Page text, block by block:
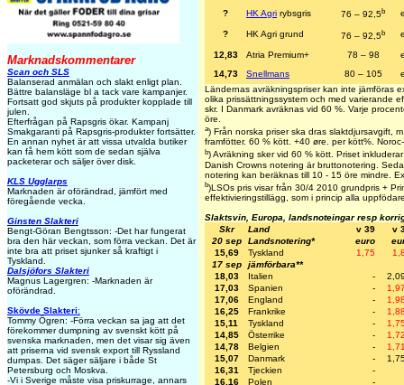
Marknadskommentarer
Scan och SLS
Balanserad anmälan och slakt enligt plan.
Bättre balansläge bl a tack vare kampanjer.
Fortsatt god skjuts på produkter kopplade till
julen.
Efterfrågan på Rapsgris ökar. Kampanj
Smakgaranti på Rapsgris-produkter fortsätter.
En annan nyhet är att vissa utvalda butiker
kan få hem kött som de sedan själva
packeterar och säljer över disk.
KLS Ugglarps
Marknaden är oförändrad, jämfört med
föregående vecka.
Ginsten Slakteri
Bengt-Göran Bengtsson: -Det har fungerat
bra den här veckan, som förra veckan. Det är
inte bra att priset sjunker så kraftigt i
Tyskland.
Dalsjöfors Slakteri
Magnus Lagergren: -Marknaden är
oförändrad.
Skövde Slakteri:
Tommy Ögren: -Förra veckan sa jag att det
förekommer dumpning av svenskt kött på
svenska marknaden, men det visar sig även
att priserna vid svensk export till Ryssland
dumpas. Det säger säljare i både St
Petersburg och Moskva.
-Vi i Sverige måste visa priskurrage, annars
? HK Agri rybsgris 76 – 92,5b
? HK Agri grund 76 – 92,5b
12,83 Atria Premium+ 78 – 98
14,73
Snellmans 80 – 105
Ländernas avräkningspriser kan inte jämföras
olika prissättningssystem och med varierande
skr. I Danmark avräknas vid 60 %. Varje
öre.
a) Från norska priser ska dras slaktdjursavgift,
framfötter. 60 % kött. +40 øre. per kött%.
b) Avräkning sker vid 60 % kött. Priset
Danish Crowns notering är bruttonotering.
notering kan beräknas till 10 - 15 öre mindre.
b)LSOs pris visar från 30/4 2010 grundpris +
effektivieringstillägg, som i princip alla
Slaktsvin, Europa, landsnoteingar resp
Skr
Land v 39
v
20 sep
Landsnotering* euro
15,69
Tyskland 1,75
17 sep
jämförbara**
18,03
Italien -
17,03
Spanien -
17,06
England -
16,25
Frankrike -
15,11
Tyskland -
14,85
Österrike -
14,78
Belgien -
15,07
Danmark -
16,31
Tjeckien
-
16,16
Polen
-